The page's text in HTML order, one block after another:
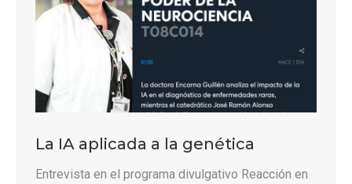
La IA aplicada a la genética
Entrevista en el programa divulgativo Reacción en